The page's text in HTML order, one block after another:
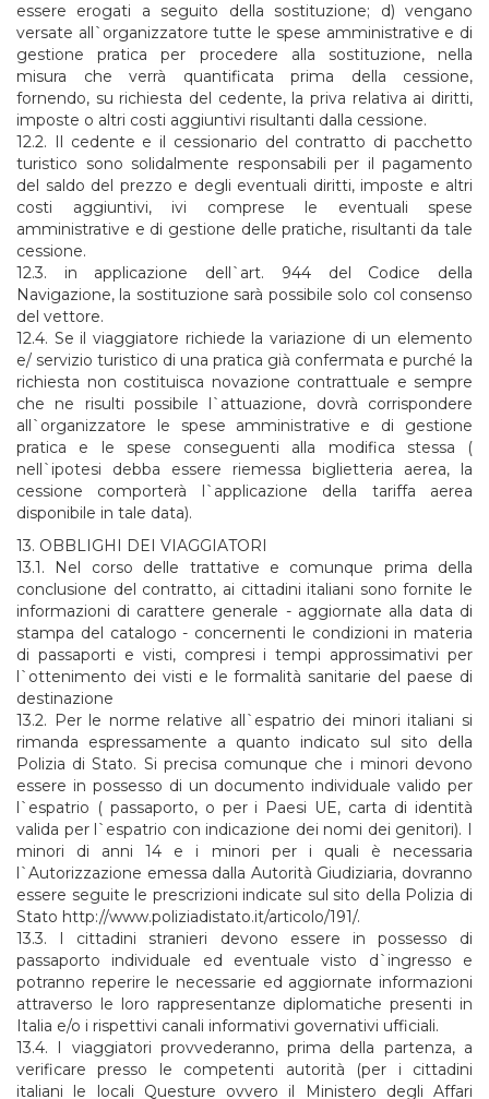
essere erogati a seguito della sostituzione; d) vengano
versate all`organizzatore tutte le spese amministrative e di
gestione pratica per procedere alla sostituzione, nella
misura che verrà quantificata prima della cessione,
fornendo, su richiesta del cedente, la priva relativa ai diritti,
imposte o altri costi aggiuntivi risultanti dalla cessione.
12.2. Il cedente e il cessionario del contratto di pacchetto
turistico sono solidalmente responsabili per il pagamento
del saldo del prezzo e degli eventuali diritti, imposte e altri
costi aggiuntivi, ivi comprese le eventuali spese
amministrative e di gestione delle pratiche, risultanti da tale
cessione.
12.3. in applicazione dell`art. 944 del Codice della
Navigazione, la sostituzione sarà possibile solo col consenso
del vettore.
12.4. Se il viaggiatore richiede la variazione di un elemento
e/ servizio turistico di una pratica già confermata e purché la
richiesta non costituisca novazione contrattuale e sempre
che ne risulti possibile l`attuazione, dovrà corrispondere
all`organizzatore le spese amministrative e di gestione
pratica e le spese conseguenti alla modifica stessa (
nell`ipotesi debba essere riemessa biglietteria aerea, la
cessione comporterà l`applicazione della tariffa aerea
disponibile in tale data).
13. OBBLIGHI DEI VIAGGIATORI
13.1. Nel corso delle trattative e comunque prima della
conclusione del contratto, ai cittadini italiani sono fornite le
informazioni di carattere generale - aggiornate alla data di
stampa del catalogo - concernenti le condizioni in materia
di passaporti e visti, compresi i tempi approssimativi per
l`ottenimento dei visti e le formalità sanitarie del paese di
destinazione
13.2. Per le norme relative all`espatrio dei minori italiani si
rimanda espressamente a quanto indicato sul sito della
Polizia di Stato. Si precisa comunque che i minori devono
essere in possesso di un documento individuale valido per
l`espatrio ( passaporto, o per i Paesi UE, carta di identità
valida per l`espatrio con indicazione dei nomi dei genitori). I
minori di anni 14 e i minori per i quali è necessaria
l`Autorizzazione emessa dalla Autorità Giudiziaria, dovranno
essere seguite le prescrizioni indicate sul sito della Polizia di
Stato http://www.poliziadistato.it/articolo/191/.
13.3. I cittadini stranieri devono essere in possesso di
passaporto individuale ed eventuale visto d`ingresso e
potranno reperire le necessarie ed aggiornate informazioni
attraverso le loro rappresentanze diplomatiche presenti in
Italia e/o i rispettivi canali informativi governativi ufficiali.
13.4. I viaggiatori provvederanno, prima della partenza, a
verificare presso le competenti autorità (per i cittadini
italiani le locali Questure ovvero il Ministero degli Affari